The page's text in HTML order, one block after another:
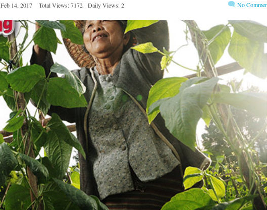
Feb 14, 2017 Total Views: 7172 Daily Views: 2 No